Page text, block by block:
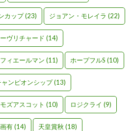
カップ(23) ジョアン・モレイラ (22)
ヴリチャード (14)
フィエールマン (11) ホープフルS (10)
ャンピオンシップ(13)
モズアスコット (10) ロジクライ (9)
有(14) 天皇賞秋 (18)